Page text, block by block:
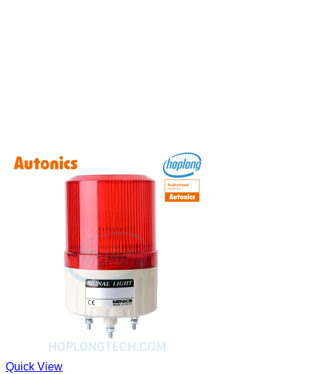
Quick View